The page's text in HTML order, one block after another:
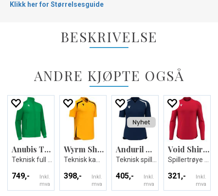
Klikk her for Størrelsesguide
BESKRIVELSE
ANDRE KJØPTE OGSÅ
Anubis Travel Full Zip Top
749,-
Inkl.
mva
Wyrm Shirt
398,-
Inkl.
mva
Anduril Womens Shirt
405,-
Inkl.
mva
Void Shirt Longsleeve
321,-
Inkl.
mva